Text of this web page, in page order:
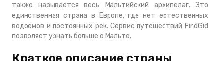
также называется весь Мальтийский архипелаг. Это
единственная страна в Европе, где нет естественных
водоемов и постоянных рек. Сервис путешествий FindGid
позволяет узнать больше о Мальте.